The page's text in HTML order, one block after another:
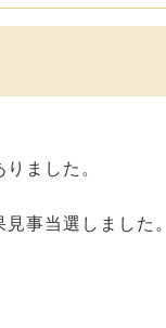
ました。
事当選しました。